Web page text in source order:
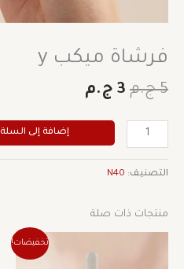
فرشاة ميكب y
5 ج.م 3 ج.م
إضافة إلى السلة
التصنيف: N40
منتجات ذات صلة
تخفيضات!
الأصلي
السعر
الحالي